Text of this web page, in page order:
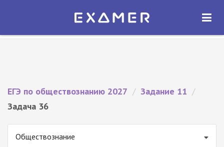
Экзамер — ЕГЭ 2027
ОТКРЫТЬ
ЕГЭ по обществознанию 2027 / Задание 11 /
Задача 36
Обществознание